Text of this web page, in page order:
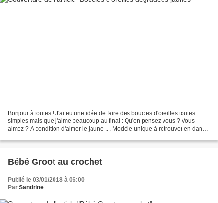
Bonjour à toutes ! J'ai eu une idée de faire des boucles d'oreilles toutes
simples mais que j'aime beaucoup au final : Qu'en pensez vous ? Vous
aimez ? A condition d'aimer le jaune .... Modèle unique à retrouver en dans
Bébé Groot au crochet
Publié le 03/01/2018 à 06:00
Par Sandrine